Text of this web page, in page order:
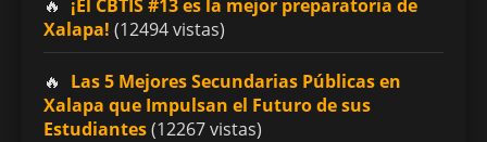
¡El CBTIS #13 es la mejor preparatoria de
Xalapa! (12494 vistas)
Las 5 Mejores Secundarias Públicas en
Xalapa que Impulsan el Futuro de sus
Estudiantes(12267 vistas)